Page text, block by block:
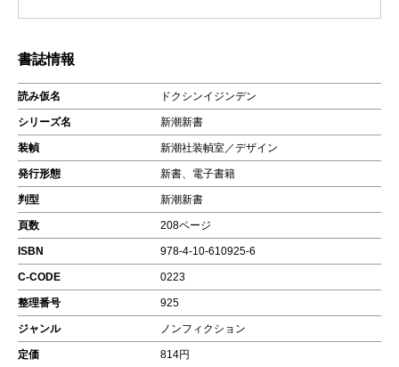
書誌情報
読み仮名 ドクシンイジンデン
シリーズ名 新潮新書
装幀 新潮社装幀室／デザイン
発行形態 新書、電子書籍
判型 新潮新書
頁数 208ページ
ISBN 978-4-10-610925-6
C-CODE 0223
整理番号 925
ジャンル ノンフィクション
定価 814円